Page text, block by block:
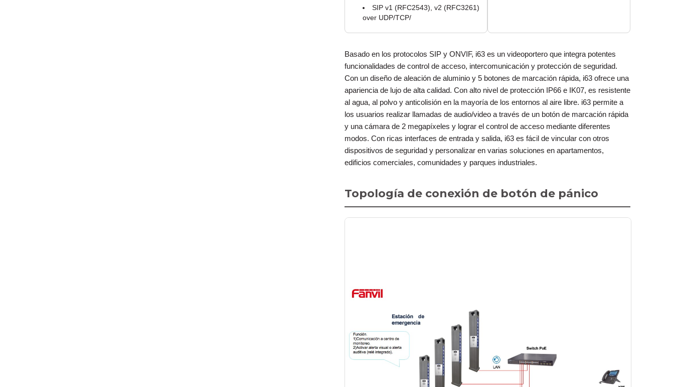
SIP v1 (RFC2543), v2 (RFC3261)
over UDP/TCP/
Basado en los protocolos SIP y ONVIF, i63 es un videoportero que integra potentes
funcionalidades de control de acceso, intercomunicación y protección de seguridad.
Con un diseño de aleación de aluminio y 5 botones de marcación rápida, i63 ofrece una
apariencia de lujo de alta calidad. Con alto nivel de protección IP66 e IK07, es resistente
al agua, al polvo y anticolisión en la mayoría de los entornos al aire libre. i63 permite a
los usuarios realizar llamadas de audio/video a través de un botón de marcación rápida
y una cámara de 2 megapíxeles y lograr el control de acceso mediante diferentes
modos. Con ricas interfaces de entrada y salida, i63 es fácil de vincular con otros
dispositivos de seguridad y personalizar en varias soluciones en apartamentos,
edificios comerciales, comunidades y parques industriales.
Topología de conexión de botón de pánico